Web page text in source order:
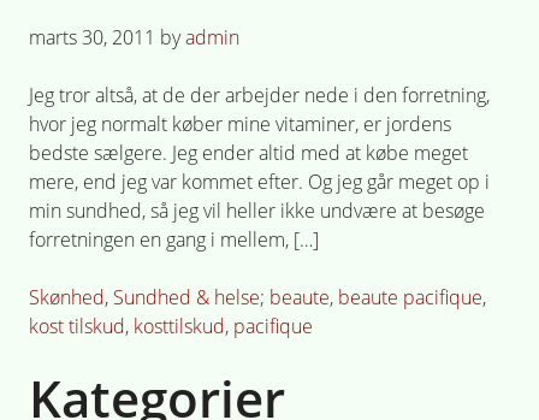
Posted
marts 30, 2011 byadmin
Jeg tror altså, at de der arbejder nede i den forretning,
hvor jeg normalt køber mine vitaminer, er jordens
bedste sælgere. Jeg ender altid med at købe meget
mere, end jeg var kommet efter. Og jeg går meget op i
min sundhed, så jeg vil heller ikke undvære at besøge
forretningen en gang i mellem, […]
Posted
in
Skønhed, Sundhed & helse Tagged
beaute, beaute pacifique,
kost tilskud, kosttilskud, pacifique
Kategorier